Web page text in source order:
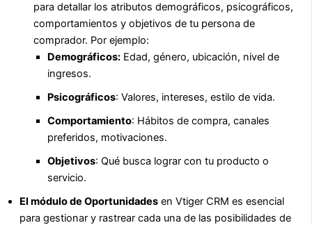
para detallar los atributos demográficos, psicográficos,
comportamientos y objetivos de tu persona de
comprador. Por ejemplo:
Demográficos: Edad, género, ubicación, nivel de
ingresos.
Psicográficos: Valores, intereses, estilo de vida.
Comportamiento: Hábitos de compra, canales
preferidos, motivaciones.
Objetivos: Qué busca lograr con tu producto o
servicio.
El módulo de Oportunidades en Vtiger CRM es esencial
para gestionar y rastrear cada una de las posibilidades de